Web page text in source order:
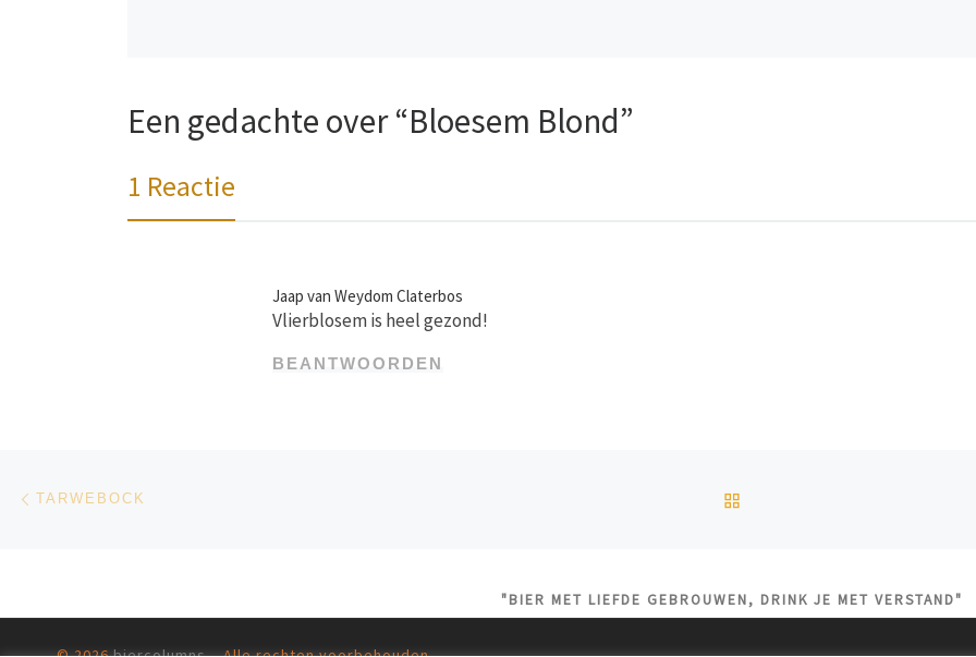
Een gedachte over “Bloesem Blond”
1 Reactie
Jaap van Weydom Claterbos
Vlierblosem is heel gezond!
BEANTWOORDEN
Bericht navigatie
TARWEBOCK
"BIER MET LIEFDE GEBROUWEN, DRINK JE MET VERSTAND"